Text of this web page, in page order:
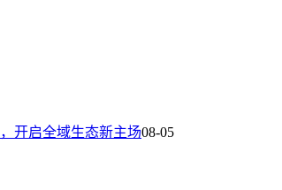
启全域生态新主场08-05